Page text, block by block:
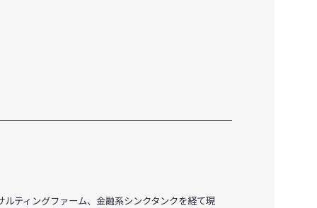
ティングファーム、金融系シンクタンクを経て現